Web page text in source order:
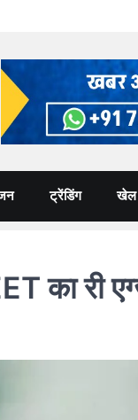
ट्रेंडिंग खेल
री